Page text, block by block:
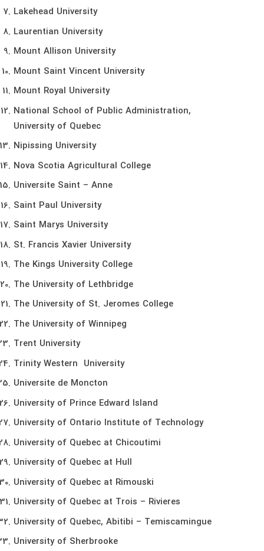
Lakehead University
Laurentian University
Mount Allison University
Mount Saint Vincent University
Mount Royal University
National School of Public Administration,
University of Quebec
Nipissing University
Nova Scotia Agricultural College
Universite Saint – Anne
Saint Paul University
Saint Marys University
St. Francis Xavier University
The Kings University College
The University of Lethbridge
The University of St. Jeromes College
The University of Winnipeg
Trent University
Trinity Western University
Universite de Moncton
University of Prince Edward Island
University of Ontario Institute of Technology
University of Quebec at Chicoutimi
University of Quebec at Hull
University of Quebec at Rimouski
University of Quebec at Trois – Rivieres
University of Quebec, Abitibi – Temiscamingue
University of Sherbrooke